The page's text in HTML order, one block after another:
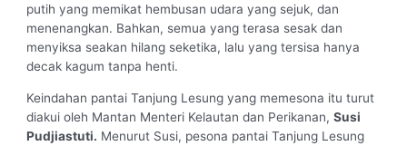
putih yang memikat hembusan udara yang sejuk, dan
menenangkan. Bahkan, semua yang terasa sesak dan
menyiksa seakan hilang seketika, lalu yang tersisa hanya
decak kagum tanpa henti.
Keindahan pantai Tanjung Lesung yang memesona itu turut
diakui oleh Mantan Menteri Kelautan dan Perikanan,Susi
Pudjiastuti. Menurut Susi, pesona pantai Tanjung Lesung